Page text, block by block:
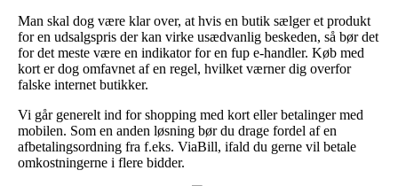
Man skal dog være klar over, at hvis en butik sælger et produkt
for en udsalgspris der kan virke usædvanlig beskeden, så bør det
for det meste være en indikator for en fup e-handler. Køb med
kort er dog omfavnet af en regel, hvilket værner dig overfor
falske internet butikker.
Vi går generelt ind for shopping med kort eller betalinger med
mobilen. Som en anden løsning bør du drage fordel af en
afbetalingsordning fra f.eks. ViaBill, ifald du gerne vil betale
omkostningerne i flere bidder.